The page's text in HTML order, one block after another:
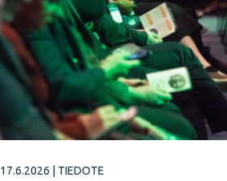
17.6.2026 TIEDOTE